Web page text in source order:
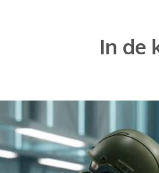
In de